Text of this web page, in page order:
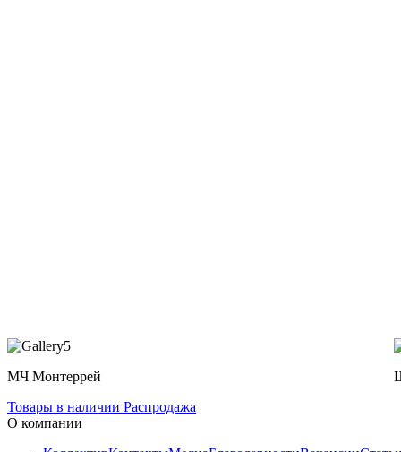
МЧ Монтеррей
Товары в наличии Распродажа
О компании